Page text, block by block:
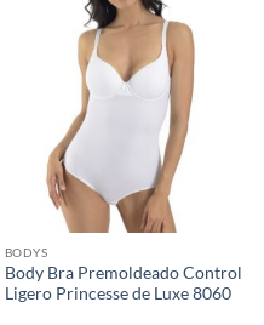
BODYS
Body Bra Premoldeado Control
Ligero Princesse de Luxe 8060